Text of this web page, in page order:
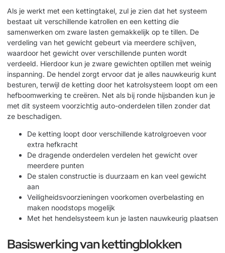
Als je werkt met een kettingtakel, zul je zien dat het systeem
bestaat uit verschillende katrollen en een ketting die
samenwerken om zware lasten gemakkelijk op te tillen. De
verdeling van het gewicht gebeurt via meerdere schijven,
waardoor het gewicht over verschillende punten wordt
verdeeld. Hierdoor kun je zware gewichten optillen met weinig
inspanning. De hendel zorgt ervoor dat je alles nauwkeurig kunt
besturen, terwijl de ketting door het katrolsysteem loopt om een
hefboomwerking te creëren. Net als bij ronde hijsbanden kun je
met dit systeem voorzichtig auto-onderdelen tillen zonder dat
ze beschadigen.
De ketting loopt door verschillende katrolgroeven voor
extra hefkracht
De dragende onderdelen verdelen het gewicht over
meerdere punten
De stalen constructie is duurzaam en kan veel gewicht
aan
Veiligheidsvoorzieningen voorkomen overbelasting en
maken noodstops mogelijk
Met het hendelsysteem kun je lasten nauwkeurig plaatsen
Basiswerking van kettingblokken